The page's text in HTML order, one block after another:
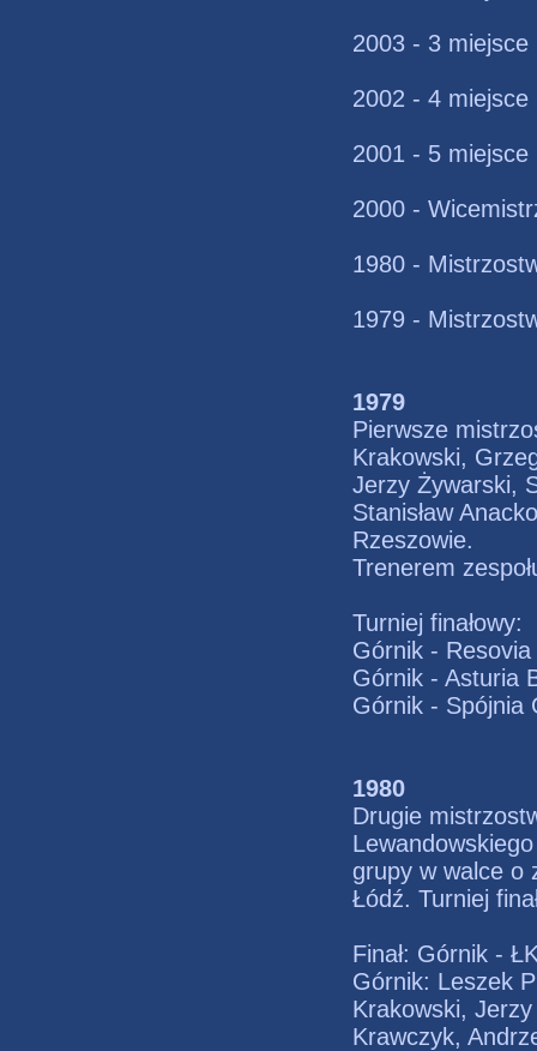
2003 - 3
2002 - 4
2001 - 5
2000 -
1980 -
1979 -
1979
Pierwsze
Krakowski,
Jerzy Żywarski,
Stanisław
Rzeszowie.
Trenerem
Turniej finałowy:
Górnik -
Górnik - Asturia
Górnik - Spójnia
1980
Drugie
grupy w walce o
Łódź. Turniej
Finał: Górnik -
Górnik: Leszek
Krakowski,
Krawczyk,